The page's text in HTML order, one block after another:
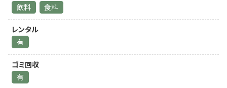
飲料
食料
レンタル
有
ゴミ回収
有